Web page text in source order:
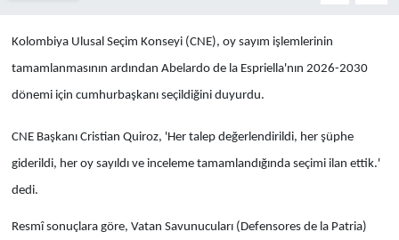
Kolombiya Ulusal Seçim Konseyi (CNE), oy sayım işlemlerinin
tamamlanmasının ardından Abelardo de la Espriella'nın 2026-2030
dönemi için cumhurbaşkanı seçildiğini duyurdu.
CNE Başkanı Cristian Quiroz, 'Her talep değerlendirildi, her şüphe
giderildi, her oy sayıldı ve inceleme tamamlandığında seçimi ilan ettik.'
dedi.
Resmî sonuçlara göre, Vatan Savunucuları (Defensores de la Patria)